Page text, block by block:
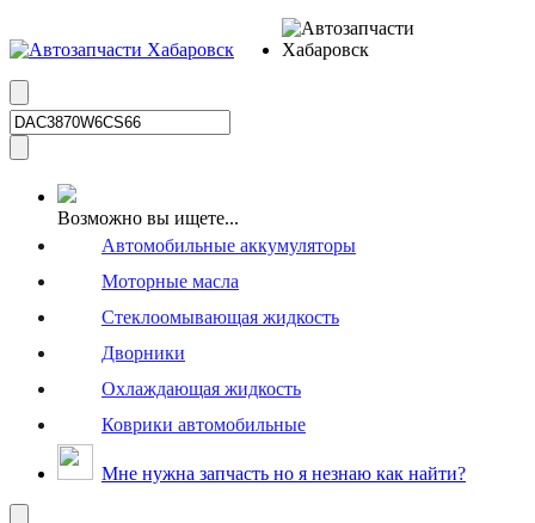
Возможно вы ищете...
Автомобильные аккумуляторы
Моторные масла
Стеклоомывающая жидкость
Дворники
Охлаждающая жидкость
Коврики автомобильные
Мне нужна запчасть но я незнаю как найти?